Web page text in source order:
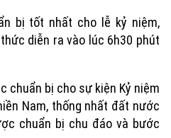
bị tốt nhất cho lễ kỷ niệm,
diễn ra vào lúc 6h30 phút
chuẩn bị cho sự kiện Kỷ niệm
Nam, thống nhất đất nước
chuẩn bị chu đáo và bước